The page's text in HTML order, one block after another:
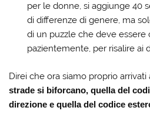
per le donne, si aggiunge 40
di differenze di genere, ma
di un puzzle che deve essere
pazientemente, per risalire ai
Direi che ora siamo proprio
strade si biforcano, quella del
direzione e quella del codice